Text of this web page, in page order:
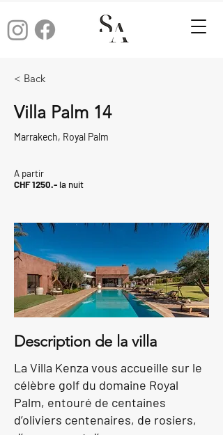
< Back
Villa Palm 14
Marrakech, Royal Palm
A partir
CHF 1250.- la nuit
Description de la villa
La Villa Kenza vous accueille sur le
célèbre golf du domaine Royal
Palm, entouré de centaines
d’oliviers centenaires, de rosiers,